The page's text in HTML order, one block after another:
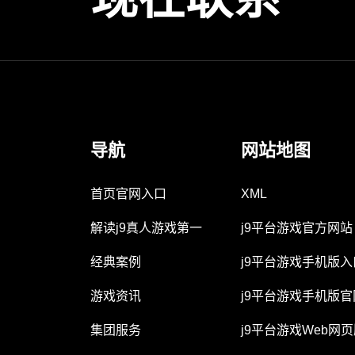
导航
首页官网入口
解读j9真人游戏第一
经典案例
游戏资讯
集团服务
网站地图
XML
j9平台游戏官方网站
j9平台游戏手机版入
j9平台游戏手机版官
j9平台游戏Web网